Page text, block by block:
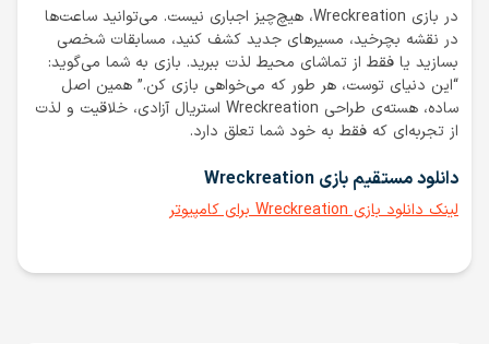
در بازی Wreckreation، هیچ‌چیز اجباری نیست. می‌توانید ساعت‌ها
در نقشه بچرخید، مسیرهای جدید کشف کنید، مسابقات شخصی
بسازید یا فقط از تماشای محیط لذت ببرید. بازی به شما می‌گوید:
“این دنیای توست، هر طور که می‌خواهی بازی کن.” همین اصل
ساده، هسته‌ی طراحی Wreckreation استریال آزادی، خلاقیت و لذت
از تجربه‌ای که فقط به خود شما تعلق دارد.
دانلود مستقیم بازی Wreckreation
لینک دانلود بازی Wreckreation برای کامپیوتر